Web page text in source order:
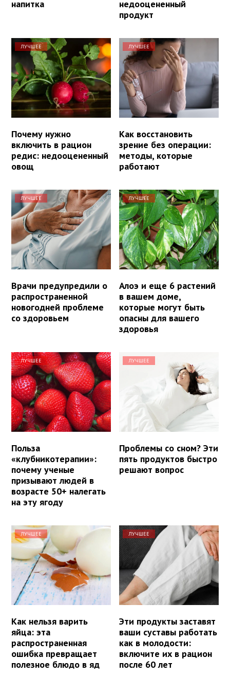
напитка
недооцененный
продукт
ЛУЧШЕЕ
Почему нужно
включить в рацион
редис: недооцененный
овощ
ЛУЧШЕЕ
Как восстановить
зрение без операции:
методы, которые
работают
ЛУЧШЕЕ
Врачи предупредили о
распространенной
новогодней проблеме
со здоровьем
ЛУЧШЕЕ
Алоэ и еще 6 растений
в вашем доме,
которые могут быть
опасны для вашего
здоровья
ЛУЧШЕЕ
Польза
«клубникотерапии»:
почему ученые
призывают людей в
возрасте 50+ налегать
на эту ягоду
ЛУЧШЕЕ
Проблемы со сном? Эти
пять продуктов быстро
решают вопрос
ЛУЧШЕЕ
Как нельзя варить
яйца: эта
распространенная
ошибка превращает
полезное блюдо в яд
ЛУЧШЕЕ
Эти продукты заставят
ваши суставы работать
как в молодости:
включите их в рацион
после 60 лет